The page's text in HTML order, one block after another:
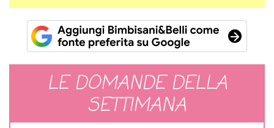
LE DOMANDE DELLA
SETTIMANA